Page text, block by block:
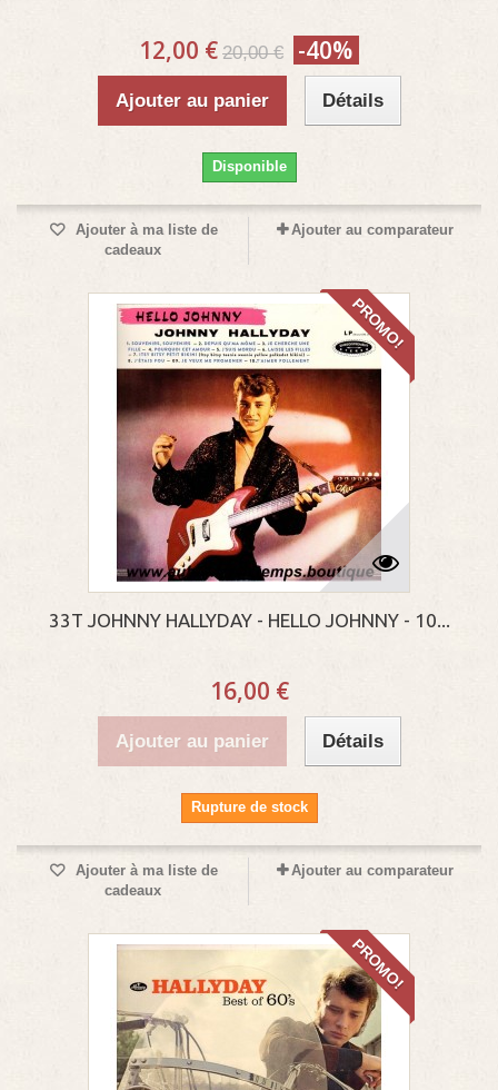
12,00 € 20,00 € -40%
Ajouter au panier Détails
Disponible
Ajouter à ma liste de
cadeaux
Ajouter au comparateur
PROMO!
33T JOHNNY HALLYDAY - HELLO JOHNNY - 10...
16,00 €
Ajouter au panier Détails
Rupture de stock
Ajouter à ma liste de
cadeaux
Ajouter au comparateur
PROMO!